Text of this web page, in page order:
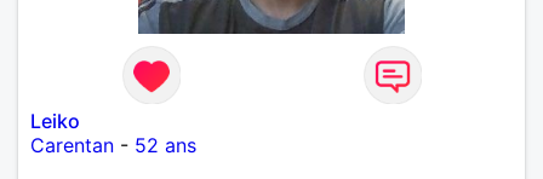
Leiko
Carentan - 52 ans